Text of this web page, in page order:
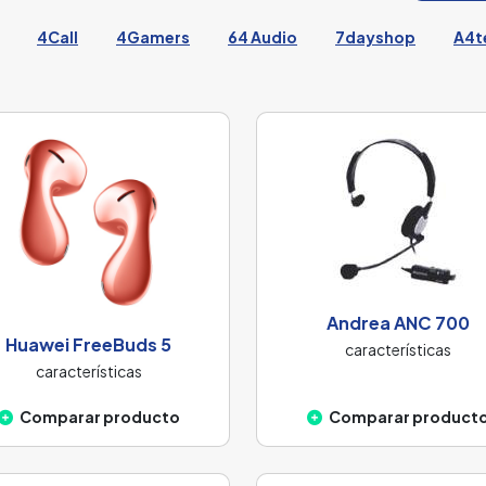
4Call 4Gamers 64 Audio 7dayshop
Huawei FreeBuds 5
características
Comparar producto
Andrea ANC 700
características
Comparar